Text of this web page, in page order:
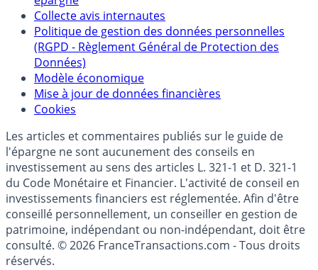
Collecte avis internautes
Politique de gestion des données personnelles
(RGPD - Règlement Général de Protection des
Données)
Modèle économique
Mise à jour de données financières
Cookies
Les articles et commentaires publiés sur le guide de
l'épargne ne sont aucunement des conseils en
investissement au sens des articles L. 321-1 et D. 321-1
du Code Monétaire et Financier. L'activité de conseil en
investissements financiers est réglementée. Afin d'être
conseillé personnellement, un conseiller en gestion de
patrimoine, indépendant ou non-indépendant, doit être
consulté. © 2026 FranceTransactions.com - Tous droits
réservés.